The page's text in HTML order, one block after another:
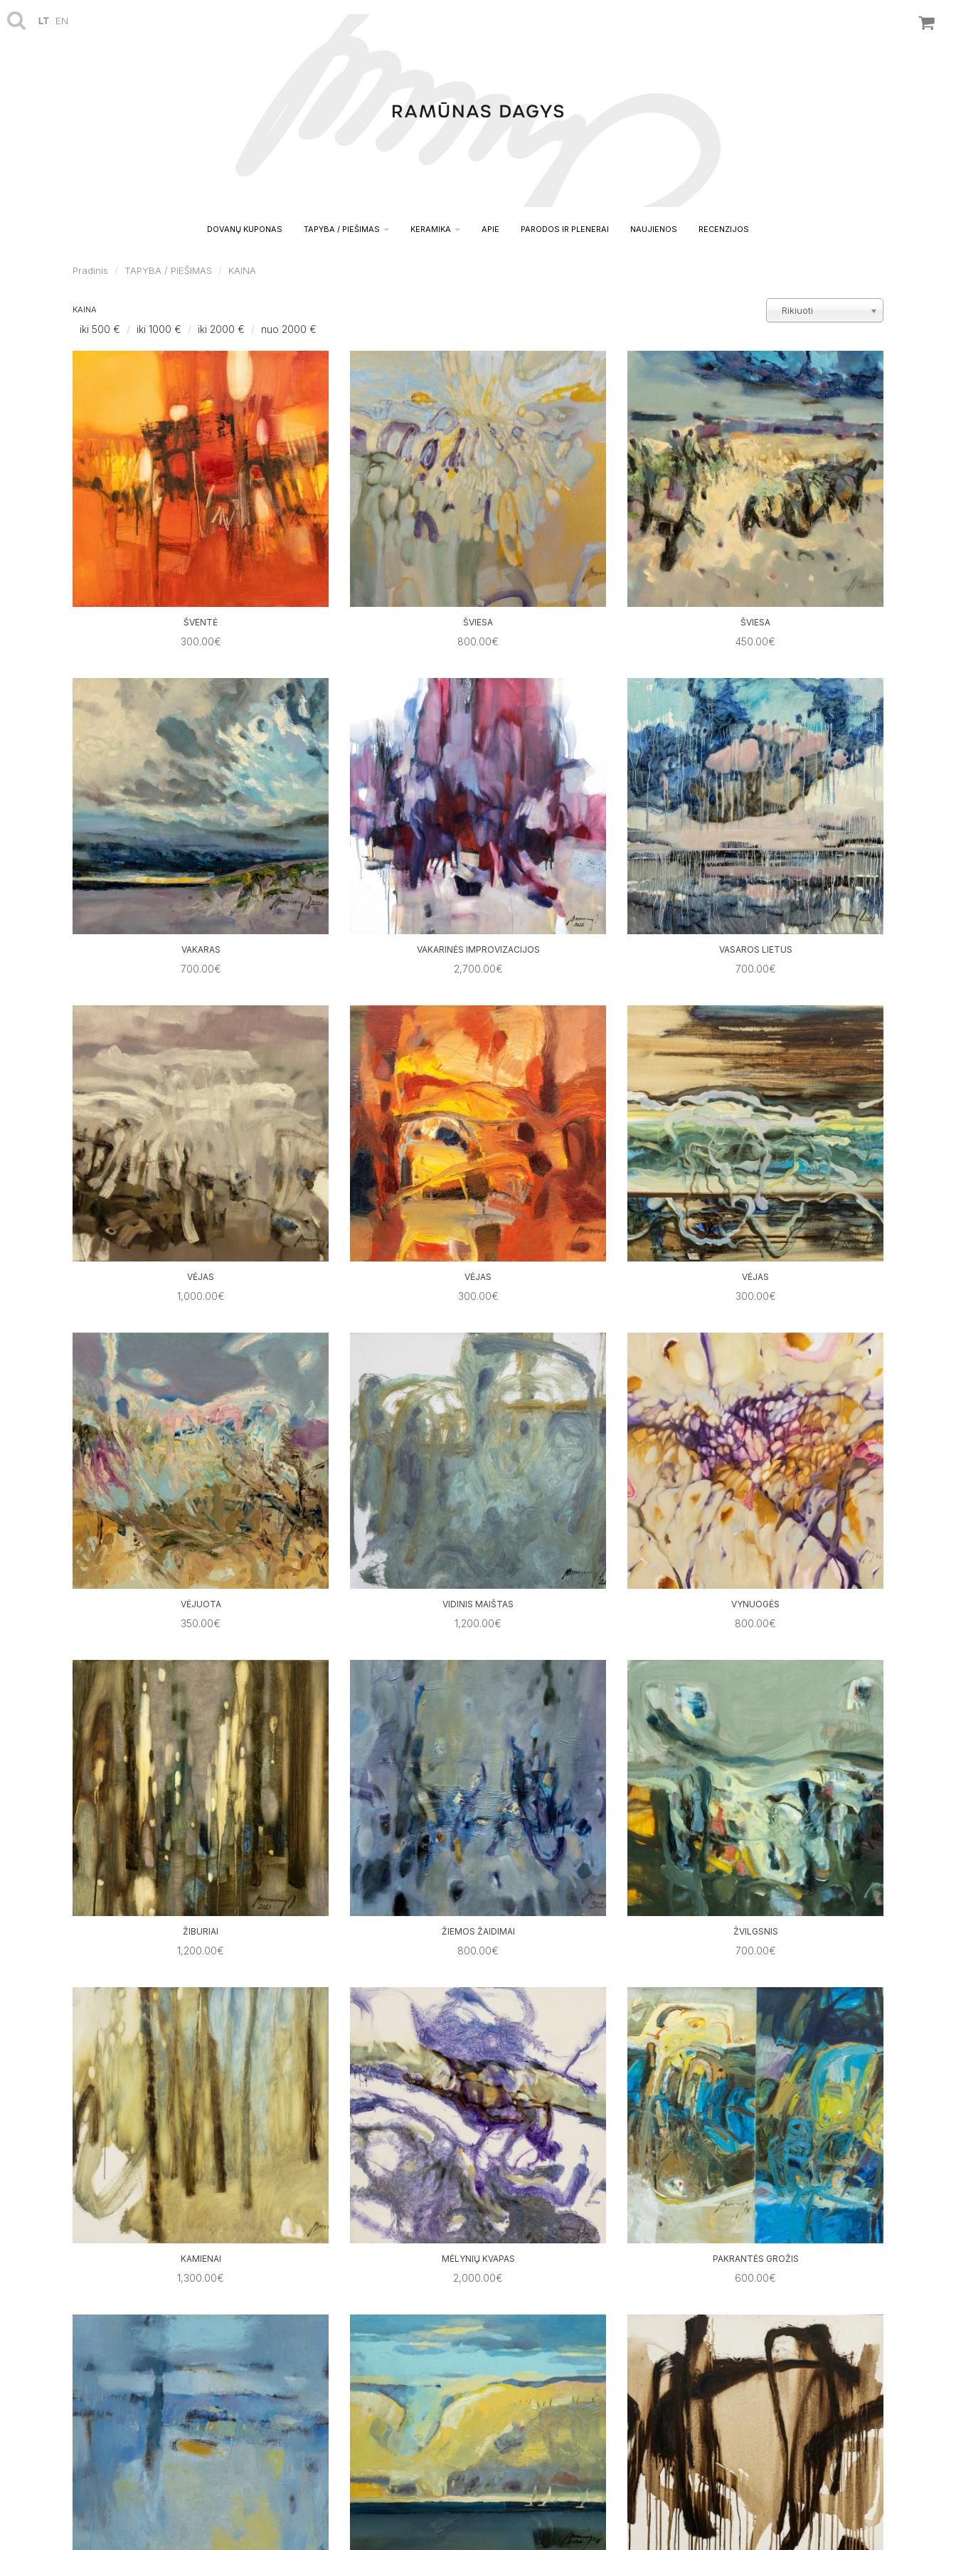
LT EN
DOVANŲ KUPONAS TAPYBA / PIEŠIMAS KERAMIKA APIE PARODOS IR PLENERAI NAUJIENOS RECENZIJOS
Pradinis TAPYBA / PIEŠIMAS KAINA
KAINA Rikiuoti
iki 500 € iki 1000 € iki 2000 € nuo 2000 €
ŠVENTĖ
300.00€
ŠVIESA
800.00€
ŠVIESA
450.00€
VAKARAS
700.00€
VAKARINĖS IMPROVIZACIJOS
2,700.00€
VASAROS LIETUS
700.00€
VĖJAS
1,000.00€
VĖJAS
300.00€
VĖJAS
300.00€
VĖJUOTA
350.00€
VIDINIS MAIŠTAS
1,200.00€
VYNUOGĖS
800.00€
ŽIBURIAI
1,200.00€
ŽIEMOS ŽAIDIMAI
800.00€
ŽVILGSNIS
700.00€
KAMIENAI
1,300.00€
MĖLYNIŲ KVAPAS
2,000.00€
PAKRANTĖS GROŽIS
600.00€